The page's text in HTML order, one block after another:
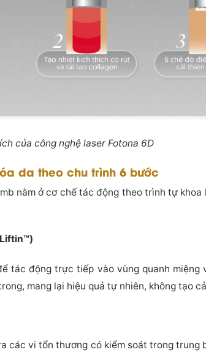
của công nghệ laser Fotona 6D
da theo chu trình 6 bước
nằm ở cơ chế tác động theo trình tự
tác động trực tiếp vào vùng quanh miệng
mang lại hiệu quả tự nhiên, không tạo
các vi tổn thương có kiểm soát trong